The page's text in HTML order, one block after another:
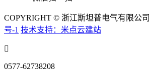
COPYRIGHT © 浙江斯坦普电气有限公司
号-1 技术支持：米点云建站

0577-62738208